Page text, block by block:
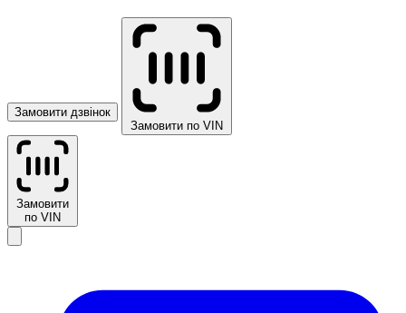
Замовити дзвінок
Замовити по VIN
Замовити
по VIN